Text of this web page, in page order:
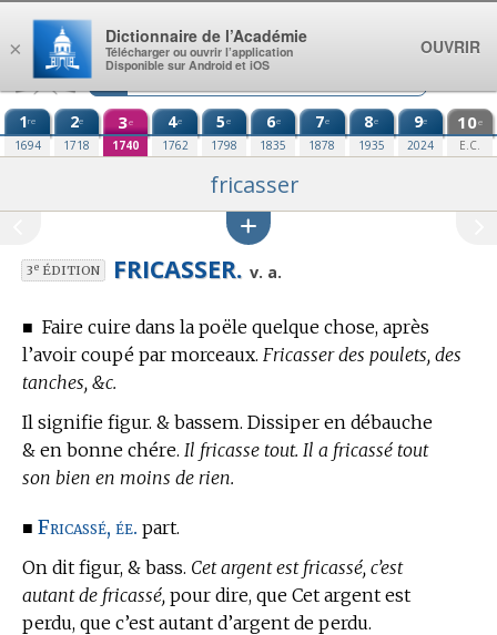
Aller au contenu
1re
1694
2e
1718
3e
1740
4e
1762
5e
1798
6e
1835
7e
1878
8e
1935
9e
2024
10e
E.C.
fricasser
3eÉDITION FRICASSER. v. a.
■ Faire cuire dans la poële quelque chose, après
l’avoir coupé par morceaux. Fricasser des poulets, des
tanches, &c.
Il signifie figur. & bassem. Dissiper en débauche
& en bonne chére. Il fricasse tout. Il a fricassé tout
son bien en moins de rien.
■ Fricassé, ée. part.
On dit figur, & bass. Cet argent est fricassé, c’est
autant de fricassé, pour dire, que Cet argent est
perdu, que c’est autant d’argent de perdu.
×
Dictionnaire de l’Académie
Télécharger ou ouvrir l’application
Disponible sur Android et iOS
OUVRIR